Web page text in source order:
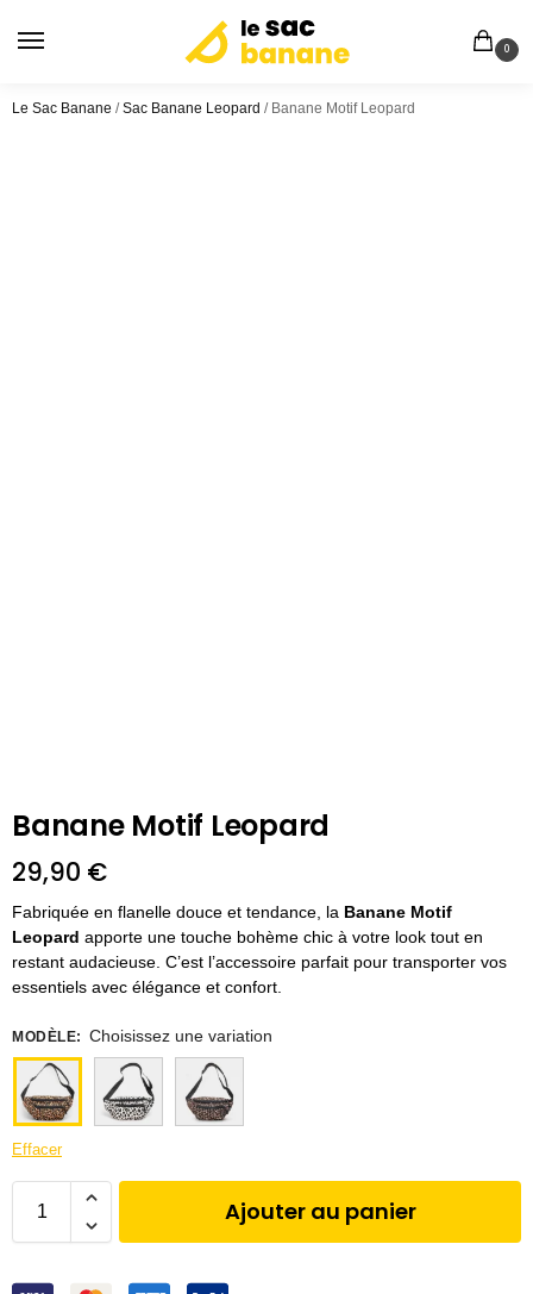
0
Le Sac Banane /Sac Banane Leopard / Banane Motif Leopard
Banane Motif Leopard
29,90 €
Fabriquée en flanelle douce et tendance, la Banane Motif
Leopard apporte une touche bohème chic à votre look tout en
restant audacieuse. C’est l’accessoire parfait pour transporter vos
essentiels avec élégance et confort.
MODÈLE: Choisissez une variation
Effacer
Ajouter au panier